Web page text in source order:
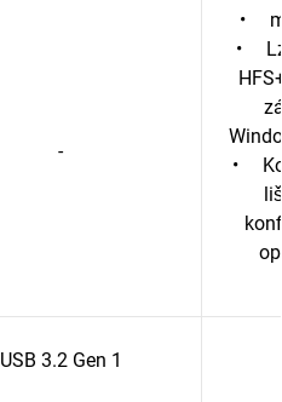
-
•
•
•
USB 3.2 Gen 1